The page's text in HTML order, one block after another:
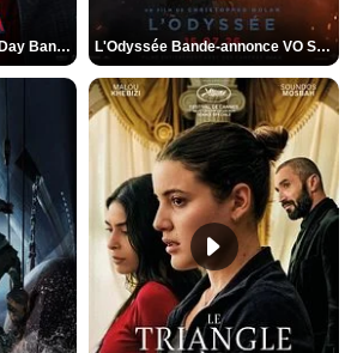
Spider-Man: Brand New Day Bande-annonce VO STFR L'Odyssée Bande-annonce VO STFR